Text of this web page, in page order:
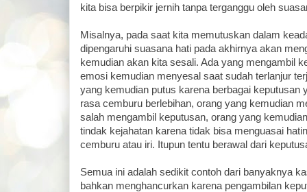
kita bisa berpikir jernih tanpa terganggu oleh
Misalnya, pada saat kita memutuskan dalam
dipengaruhi suasana hati pada akhirnya akan
kemudian akan kita sesali. Ada yang mengambil
emosi kemudian menyesal saat sudah terlanjur
yang kemudian putus karena berbagai keputusan
rasa cemburu berlebihan, orang yang kemudian
salah mengambil keputusan, orang yang
tindak kejahatan karena tidak bisa menguasai
cemburu atau iri. Itupun tentu berawal dari
Semua ini adalah sedikit contoh dari banyaknya
bahkan menghancurkan karena pengambilan